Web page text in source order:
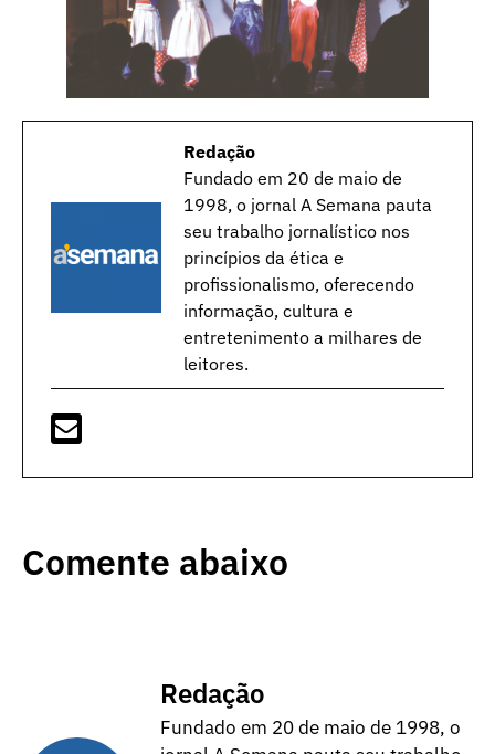
Redação
Fundado em 20 de maio de
1998, o jornal A Semana pauta
seu trabalho jornalístico nos
princípios da ética e
profissionalismo, oferecendo
informação, cultura e
entretenimento a milhares de
leitores.
Comente abaixo
Redação
Fundado em 20 de maio de 1998, o